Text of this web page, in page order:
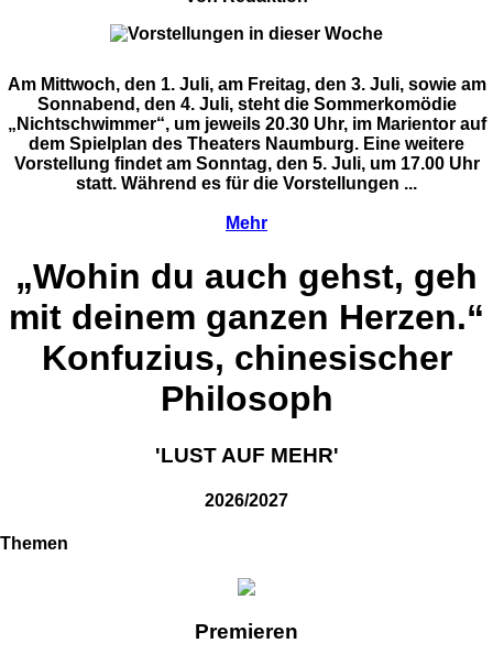
Am Mittwoch, den 1. Juli, am Freitag, den 3. Juli, sowie am
Sonnabend, den 4. Juli, steht die Sommerkomödie
„Nichtschwimmer“, um jeweils 20.30 Uhr, im Marientor auf
dem Spielplan des Theaters Naumburg. Eine weitere
Vorstellung findet am Sonntag, den 5. Juli, um 17.00 Uhr
statt. Während es für die Vorstellungen ...
Mehr
„Wohin du auch gehst, geh
mit deinem ganzen Herzen.“
Konfuzius, chinesischer
Philosoph
'LUST AUF MEHR'
2026/2027
Themen
Premieren